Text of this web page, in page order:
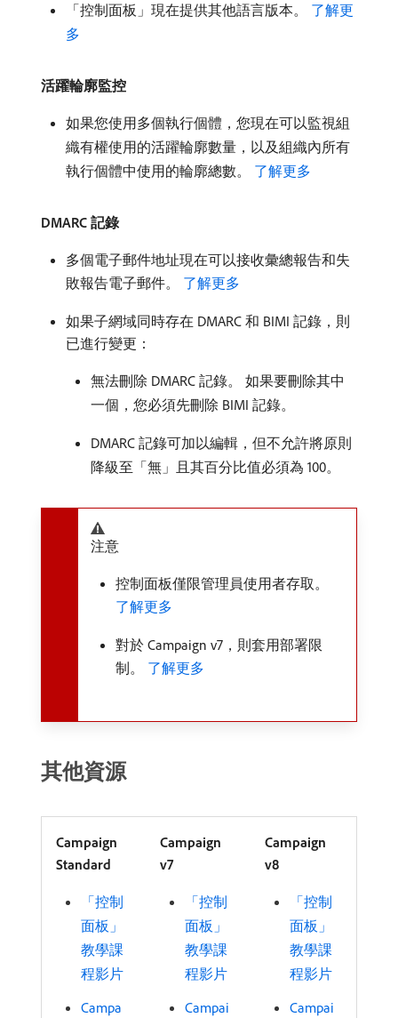
「控制面板」現在提供其他語言版本。 了解更
多
活躍輪廓監控
如果您使用多個執行個體，您現在可以監視組
織有權使用的活躍輪廓數量，以及組織內所有
執行個體中使用的輪廓總數。 了解更多
DMARC 記錄
多個電子郵件地址現在可以接收彙總報告和失
敗報告電子郵件。 了解更多
如果子網域同時存在 DMARC 和 BIMI 記錄，則
已進行變更：
無法刪除 DMARC 記錄。 如果要刪除其中
一個，您必須先刪除 BIMI 記錄。
DMARC 記錄可加以編輯，但不允許將原則
降級至「無」且其百分比值必須為 100。
注意
控制面板僅限管理員使用者存取。
了解更多
對於 Campaign v7，則套用部署限
制。 了解更多
其他資源
Campaign
Standard
「控制
面板」
教學課
程影片
Campa
Campaign
v7
「控制
面板」
教學課
程影片
Campai
Campaign
v8
「控制
面板」
教學課
程影片
Campai